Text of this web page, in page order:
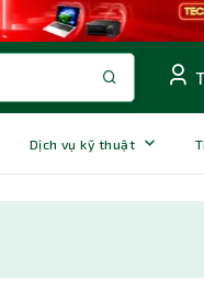
Dịch vụ kỹ thuật